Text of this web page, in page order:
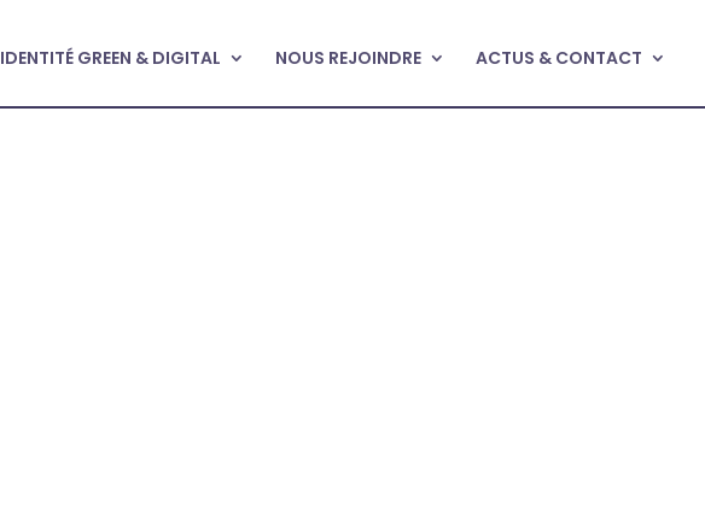
IDENTITÉ GREEN & DIGITAL NOUS REJOINDRE ACTUS & CONTACT